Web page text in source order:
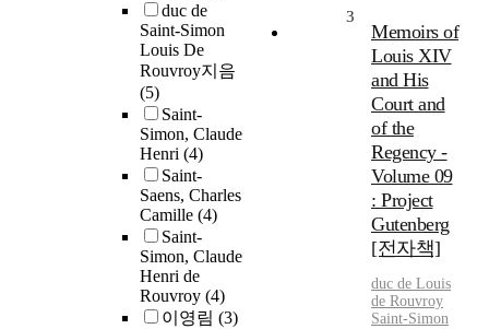
duc de
Saint-Simon
Louis De
Rouvroy지음
(5)
Saint-
Simon, Claude
Henri (4)
Saint-
Saens, Charles
Camille (4)
Saint-
Simon, Claude
Henri de
Rouvroy (4)
이영림 (3)
3
Memoirs of
Louis XIV
and His
Court and
of the
Regency -
Volume 09
: Project
Gutenberg
[전자책]
duc de Louis
de Rouvroy
Saint-Simon